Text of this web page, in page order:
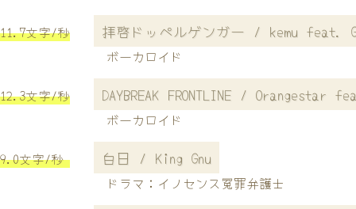
11.7文字/秒 拝啓ドッペルゲンガー / kemu feat.
ボーカロイド
12.3文字/秒 DAYBREAK FRONTLINE / Orangestar
ボーカロイド
9.0文字/秒 白日 / King Gnu
ドラマ：イノセンス冤罪弁護士